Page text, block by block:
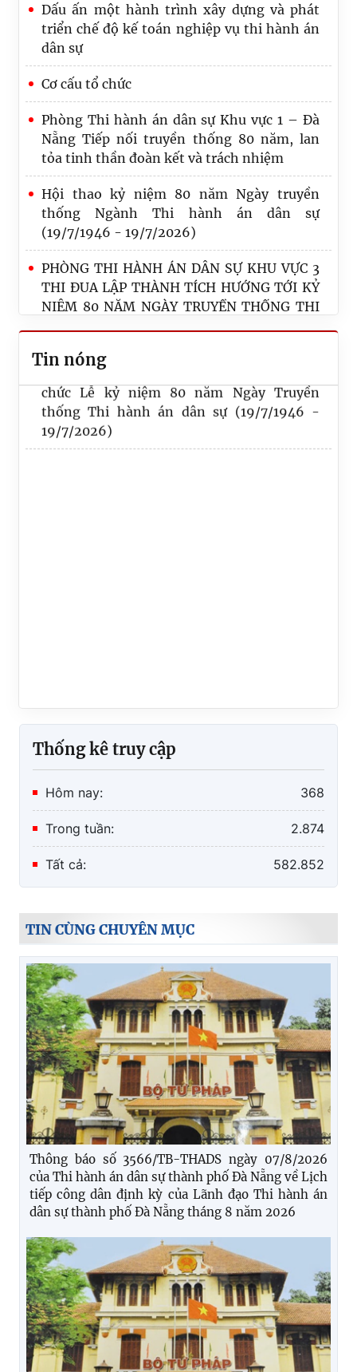
Dấu ấn một hành trình xây dựng và phát
triển chế độ kế toán nghiệp vụ thi hành án
dân sự
Cơ cấu tổ chức
Phòng Thi hành án dân sự Khu vực 1 – Đà
Nẵng Tiếp nối truyền thống 80 năm, lan
tỏa tinh thần đoàn kết và trách nhiệm
Hội thao kỷ niệm 80 năm Ngày truyền
thống Ngành Thi hành án dân sự
(19/7/1946 - 19/7/2026)
PHÒNG THI HÀNH ÁN DÂN SỰ KHU VỰC 3
THI ĐUA LẬP THÀNH TÍCH HƯỚNG TỚI KỶ
NIỆM 80 NĂM NGÀY TRUYỀN THỐNG THI
THÔNG BÁO Về việc lựa chọn tổ chức thẩm
định giá tài sản thi hành án dân sự
2122/TB-THADS của Thi hành án dân sự
thành phố Đà Nẵng
Tin nóng
Thi hành án dân sự thành phố Đà Nẵng tổ
chức Lễ kỷ niệm 80 năm Ngày Truyền
thống Thi hành án dân sự (19/7/1946 -
19/7/2026)
Thống kê truy cập
Hôm nay: 368
Trong tuần: 2.874
Tất cả: 582.852
TIN CÙNG CHUYÊN MỤC
Thông báo số 3566/TB-THADS ngày 07/8/2026
của Thi hành án dân sự thành phố Đà Nẵng về Lịch
tiếp công dân định kỳ của Lãnh đạo Thi hành án
dân sự thành phố Đà Nẵng tháng 8 năm 2026